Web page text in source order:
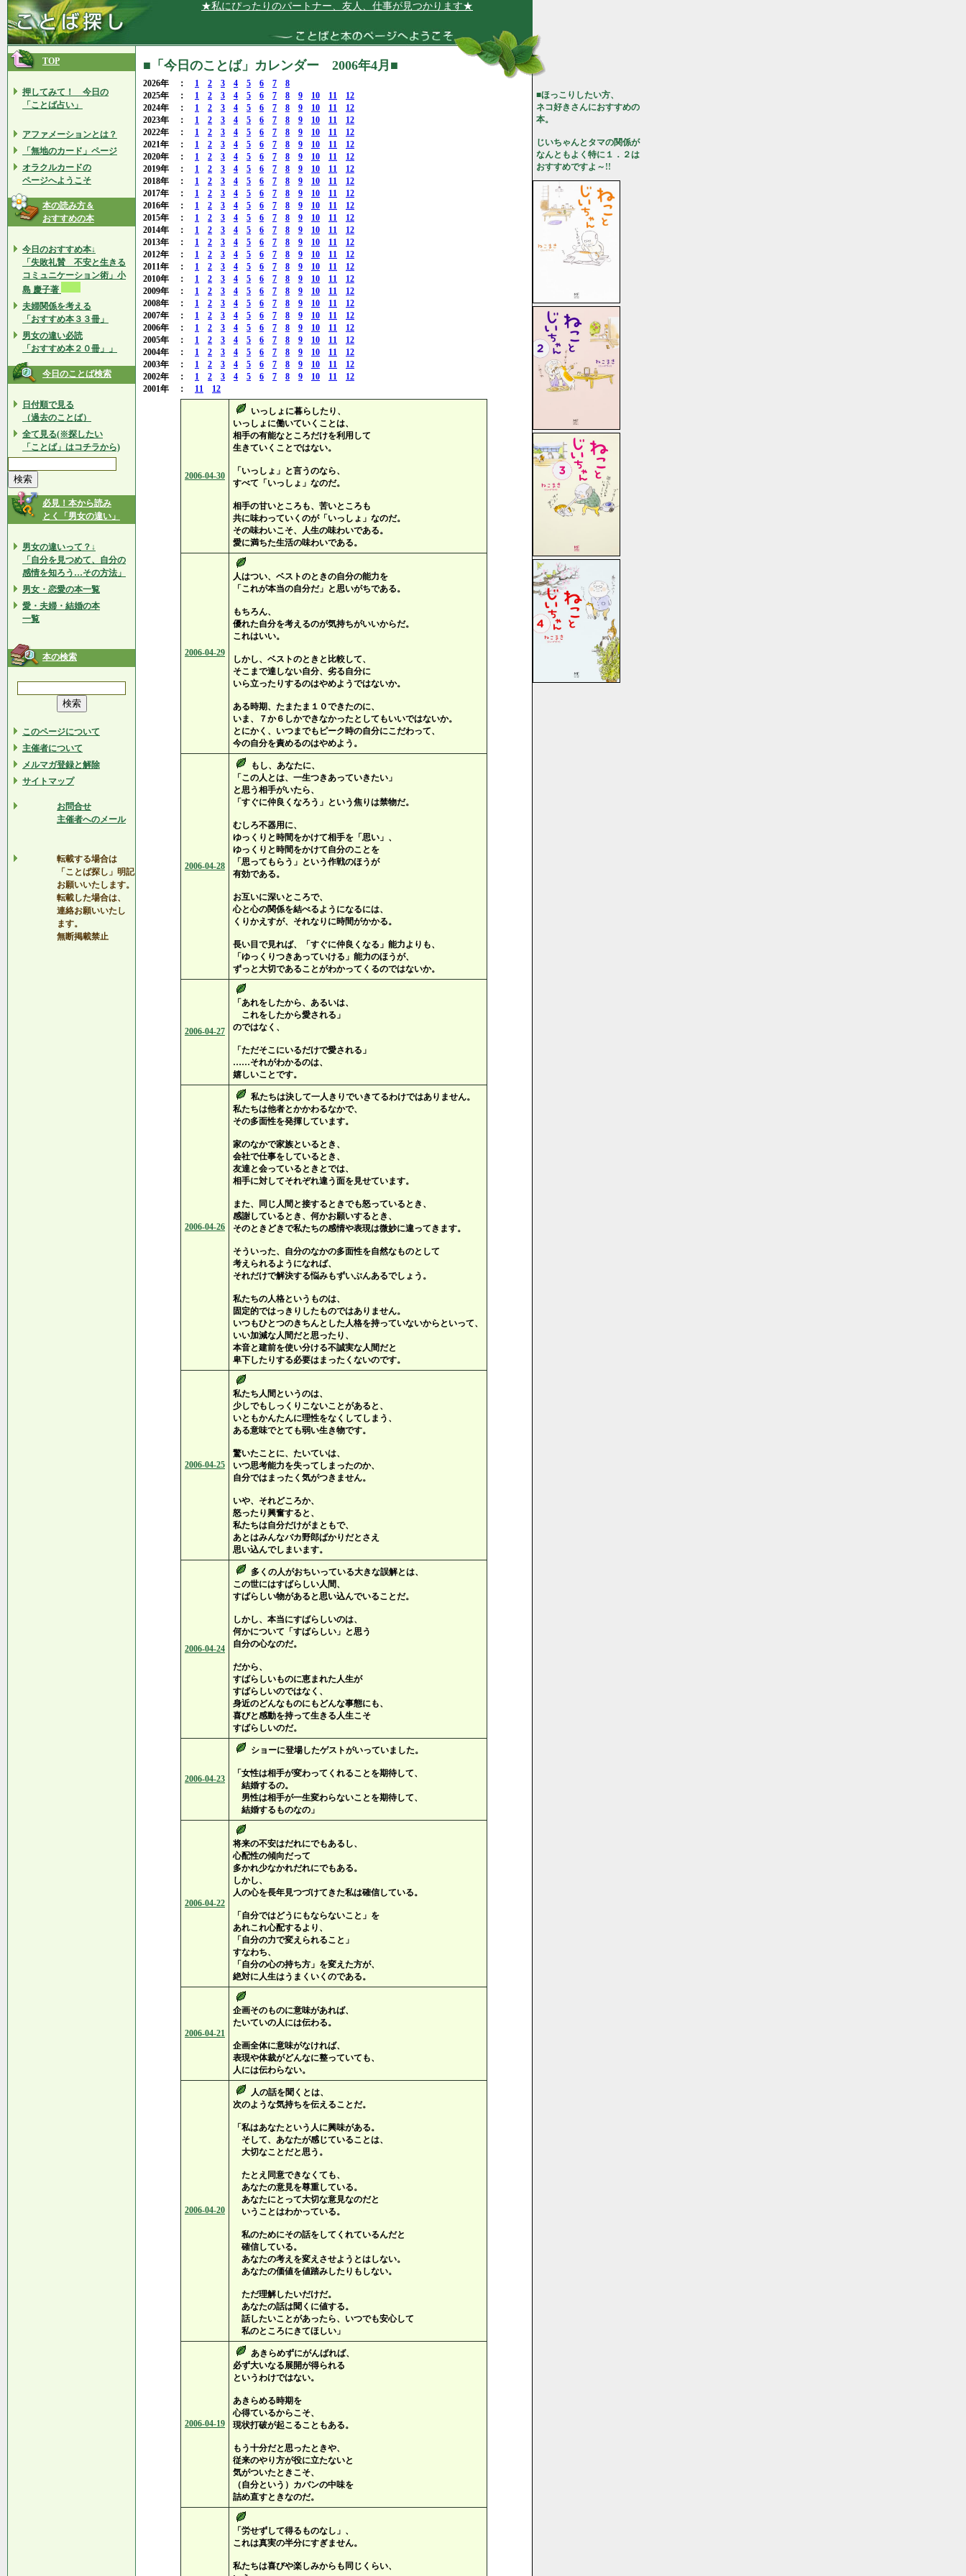
★私にぴったりのパートナー、友人、仕事が見つかります★
TOP
押してみて！ 今日の
「ことば占い」
アファメーションとは？
「無地のカード」ページ
オラクルカードの
ページへようこそ
本の読み方＆
おすすめの本
今日のおすすめ本↓
「失敗礼賛 不安と生きる
コミュニケーション術」小
島 慶子著
夫婦関係を考える
「おすすめ本３３冊」
男女の違い必読
「おすすめ本２０冊」」
今日のことば検索
日付順で見る
（過去のことば）
全て見る(※探したい
「ことば」はコチラから)
必見！本から読み
とく「男女の違い」
男女の違いって？↓
「自分を見つめて、自分の
感情を知ろう…その方法」
男女・恋愛の本一覧
愛・夫婦・結婚の本
一覧
本の検索
このページについて
主催者について
メルマガ登録と解除
サイトマップ
お問合せ
主催者へのメール
転載する場合は
「ことば探し」明記
お願いいたします。
転載した場合は、
連絡お願いいたし
ます。
無断掲載禁止
■「今日のことば」カレンダー 2006年4月■
2026年 ： 1 2 3 4 5 6 7
8
2025年 ： 1 2 3 4 5 6 7 8 9 10 11
12
2024年 ： 1 2 3 4 5 6 7 8 9 10 11
12
2023年 ： 1 2 3 4 5 6 7 8 9 10 11
12
2022年 ： 1 2 3 4 5 6 7 8 9 10 11
12
2021年 ： 1 2 3 4 5 6 7 8 9 10 11
12
2020年 ： 1 2 3 4 5 6 7 8 9 10 11
12
2019年 ： 1 2 3 4 5 6 7 8 9 10 11
12
2018年 ： 1 2 3 4 5 6 7 8 9 10 11
12
2017年 ： 1 2 3 4 5 6 7 8 9 10 11
12
2016年 ： 1 2 3 4 5 6 7 8 9 10 11
12
2015年 ： 1 2 3 4 5 6 7 8 9 10 11
12
2014年 ： 1 2 3 4 5 6 7 8 9 10 11
12
2013年 ： 1 2 3 4 5 6 7 8 9 10 11
12
2012年 ： 1 2 3 4 5 6 7 8 9 10 11
12
2011年 ： 1 2 3 4 5 6 7 8 9 10 11
12
2010年 ： 1 2 3 4 5 6 7 8 9 10 11
12
2009年 ： 1 2 3 4 5 6 7 8 9 10 11
12
2008年 ： 1 2 3 4 5 6 7 8 9 10 11
12
2007年 ： 1 2 3 4 5 6 7 8 9 10 11
12
2006年 ： 1 2 3 4 5 6 7 8 9 10 11
12
2005年 ： 1 2 3 4 5 6 7 8 9 10 11
12
2004年 ： 1 2 3 4 5 6 7 8 9 10 11
12
2003年 ： 1 2 3 4 5 6 7 8 9 10 11
12
2002年 ： 1 2 3 4 5 6 7 8 9 10 11
12
2001年 ： 11 12
2006-04-30
いっしょに暮らしたり、
いっしょに働いていくことは、
相手の有能なところだけを利用して
生きていくことではない。
「いっしょ」と言うのなら、
すべて「いっしょ」なのだ。
相手の甘いところも、苦いところも
共に味わっていくのが「いっしょ」なのだ。
その味わいこそ、人生の味わいである。
愛に満ちた生活の味わいである。
2006-04-29
人はつい、ベストのときの自分の能力を
「これが本当の自分だ」と思いがちである。
もちろん、
優れた自分を考えるのが気持ちがいいからだ。
これはいい。
しかし、ベストのときと比較して、
そこまで達しない自分、劣る自分に
いら立ったりするのはやめようではないか。
ある時期、たまたま１０できたのに、
いま、７か６しかできなかったとしてもいいではないか。
とにかく、いつまでもピーク時の自分にこだわって、
今の自分を責めるのはやめよう。
2006-04-28
もし、あなたに、
「この人とは、一生つきあっていきたい」
と思う相手がいたら、
「すぐに仲良くなろう」という焦りは禁物だ。
むしろ不器用に、
ゆっくりと時間をかけて相手を「思い」、
ゆっくりと時間をかけて自分のことを
「思ってもらう」という作戦のほうが
有効である。
お互いに深いところで、
心と心の関係を結べるようになるには、
くりかえすが、それなりに時間がかかる。
長い目で見れば、「すぐに仲良くなる」能力よりも、
「ゆっくりつきあっていける」能力のほうが、
ずっと大切であることがわかってくるのではないか。
2006-04-27
「あれをしたから、あるいは、
これをしたから愛される」
のではなく、
「ただそこにいるだけで愛される」
……それがわかるのは、
嬉しいことです。
2006-04-26
私たちは決して一人きりでいきてるわけではありません。
私たちは他者とかかわるなかで、
その多面性を発揮しています。
家のなかで家族といるとき、
会社で仕事をしているとき、
友達と会っているときとでは、
相手に対してそれぞれ違う面を見せています。
また、同じ人間と接するときでも怒っているとき、
感謝しているとき、何かお願いするとき、
そのときどきで私たちの感情や表現は微妙に違ってきます。
そういった、自分のなかの多面性を自然なものとして
考えられるようになれば、
それだけで解決する悩みもずいぶんあるでしょう。
私たちの人格というものは、
固定的ではっきりしたものではありません。
いつもひとつのきちんとした人格を持っていないからといって、
いい加減な人間だと思ったり、
本音と建前を使い分ける不誠実な人間だと
卑下したりする必要はまったくないのです。
2006-04-25
私たち人間というのは、
少しでもしっくりこないことがあると、
いともかんたんに理性をなくしてしまう、
ある意味でとても弱い生き物です。
驚いたことに、たいていは、
いつ思考能力を失ってしまったのか、
自分ではまったく気がつきません。
いや、それどころか、
怒ったり興奮すると、
私たちは自分だけがまともで、
あとはみんなバカ野郎ばかりだとさえ
思い込んでしまいます。
2006-04-24
多くの人がおちいっている大きな誤解とは、
この世にはすばらしい人間、
すばらしい物があると思い込んでいることだ。
しかし、本当にすばらしいのは、
何かについて「すばらしい」と思う
自分の心なのだ。
だから、
すばらしいものに恵まれた人生が
すばらしいのではなく、
身近のどんなものにもどんな事態にも、
喜びと感動を持って生きる人生こそ
すばらしいのだ。
2006-04-23
ショーに登場したゲストがいっていました。
「女性は相手が変わってくれることを期待して、
結婚するの。
男性は相手が一生変わらないことを期待して、
結婚するものなの」
2006-04-22
将来の不安はだれにでもあるし、
心配性の傾向だって
多かれ少なかれだれにでもある。
しかし、
人の心を長年見つづけてきた私は確信している。
「自分ではどうにもならないこと」を
あれこれ心配するより、
「自分の力で変えられること」
すなわち、
「自分の心の持ち方」を変えた方が、
絶対に人生はうまくいくのである。
2006-04-21
企画そのものに意味があれば、
たいていの人には伝わる。
企画全体に意味がなければ、
表現や体裁がどんなに整っていても、
人には伝わらない。
2006-04-20
人の話を聞くとは、
次のような気持ちを伝えることだ。
「私はあなたという人に興味がある。
そして、あなたが感じていることは、
大切なことだと思う。
たとえ同意できなくても、
あなたの意見を尊重している。
あなたにとって大切な意見なのだと
いうことはわかっている。
私のためにその話をしてくれているんだと
確信している。
あなたの考えを変えさせようとはしない。
あなたの価値を値踏みしたりもしない。
ただ理解したいだけだ。
あなたの話は聞くに値する。
話したいことがあったら、いつでも安心して
私のところにきてほしい」
2006-04-19
あきらめずにがんばれば、
必ず大いなる展開が得られる
というわけではない。
あきらめる時期を
心得ているからこそ、
現状打破が起こることもある。
もう十分だと思ったときや、
従来のやり方が役に立たないと
気がついたときこそ、
（自分という）カバンの中味を
詰め直すときなのだ。
「労せずして得るものなし」、
これは真実の半分にすぎません。
私たちは喜びや楽しみからも同じくらい、
■ほっこりしたい方、
ネコ好きさんにおすすめの
本。
じいちゃんとタマの関係が
なんともよく特に１．２は
おすすめですよ～!!